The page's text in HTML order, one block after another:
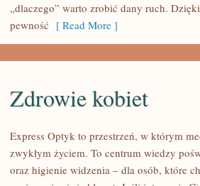
„dlaczego” warto zrobić dany ruch.
pewność [ Read More ]
Zdrowie kobiet
Express Optyk to przestrzeń, w którym
zwykłym życiem. To centrum wiedzy
oraz higienie widzenia – dla osób, które